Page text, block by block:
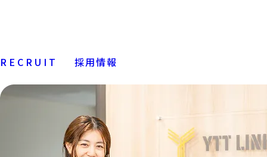
RECRUIT 採用情報